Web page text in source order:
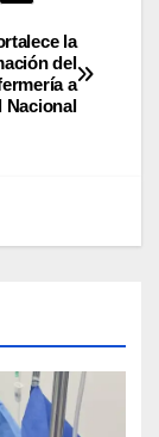
la
del
a
Nacional